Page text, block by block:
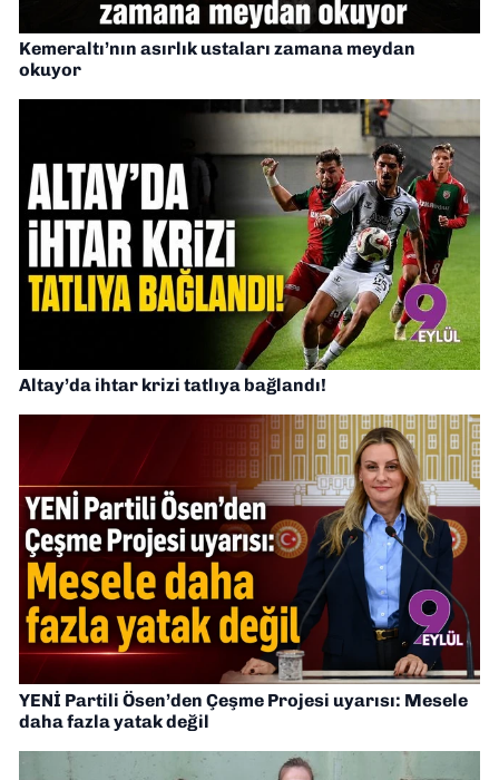
Kemeraltı’nın asırlık ustaları zamana meydan
okuyor
Altay’da ihtar krizi tatlıya bağlandı!
YENİ Partili Ösen’den Çeşme Projesi uyarısı: Mesele
daha fazla yatak değil